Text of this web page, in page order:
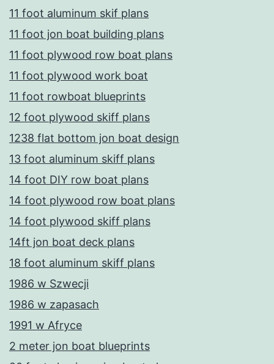
11 foot aluminum skif plans
11 foot jon boat building plans
11 foot plywood row boat plans
11 foot plywood work boat
11 foot rowboat blueprints
12 foot plywood skiff plans
1238 flat bottom jon boat design
13 foot aluminum skiff plans
14 foot DIY row boat plans
14 foot plywood row boat plans
14 foot plywood skiff plans
14ft jon boat deck plans
18 foot aluminum skiff plans
1986 w Szwecji
1986 w zapasach
1991 w Afryce
2 meter jon boat blueprints